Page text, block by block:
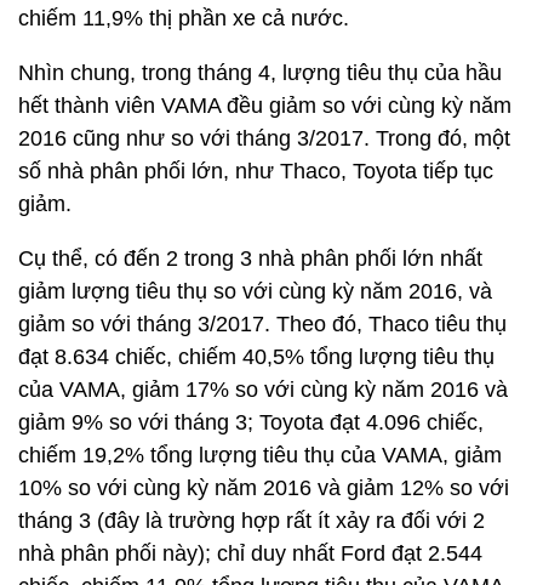
chiếm 11,9% thị phần xe cả nước.
Nhìn chung, trong tháng 4, lượng tiêu thụ của hầu
hết thành viên VAMA đều giảm so với cùng kỳ năm
2016 cũng như so với tháng 3/2017. Trong đó, một
số nhà phân phối lớn, như Thaco, Toyota tiếp tục
giảm.
Cụ thể, có đến 2 trong 3 nhà phân phối lớn nhất
giảm lượng tiêu thụ so với cùng kỳ năm 2016, và
giảm so với tháng 3/2017. Theo đó, Thaco tiêu thụ
đạt 8.634 chiếc, chiếm 40,5% tổng lượng tiêu thụ
của VAMA, giảm 17% so với cùng kỳ năm 2016 và
giảm 9% so với tháng 3; Toyota đạt 4.096 chiếc,
chiếm 19,2% tổng lượng tiêu thụ của VAMA, giảm
10% so với cùng kỳ năm 2016 và giảm 12% so với
tháng 3 (đây là trường hợp rất ít xảy ra đối với 2
nhà phân phối này); chỉ duy nhất Ford đạt 2.544